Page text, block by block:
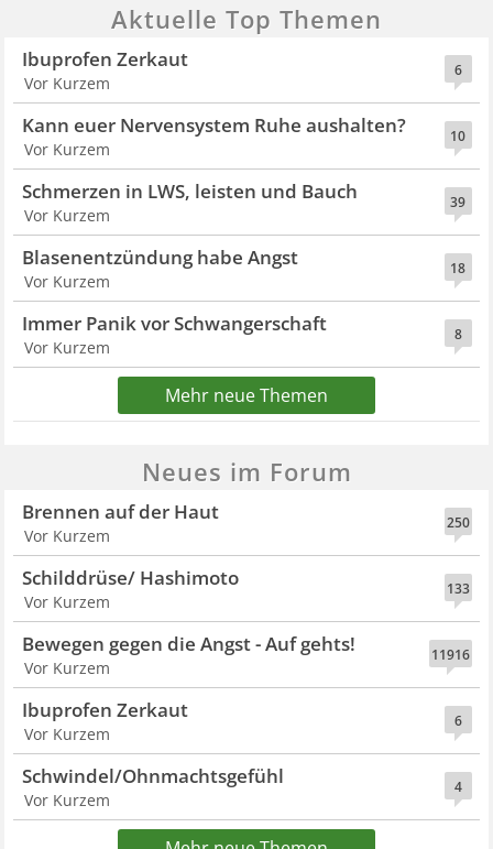
Aktuelle Top Themen
6
Ibuprofen Zerkaut
Vor Kurzem
10
Kann euer Nervensystem Ruhe aushalten?
Vor Kurzem
39
Schmerzen in LWS, leisten und Bauch
Vor Kurzem
18
Blasenentzündung habe Angst
Vor Kurzem
8
Immer Panik vor Schwangerschaft
Vor Kurzem
Mehr neue Themen
Neues im Forum
250
Brennen auf der Haut
Vor Kurzem
133
Schilddrüse/ Hashimoto
Vor Kurzem
11916
Bewegen gegen die Angst - Auf gehts!
Vor Kurzem
6
Ibuprofen Zerkaut
Vor Kurzem
4
Schwindel/Ohnmachtsgefühl
Vor Kurzem